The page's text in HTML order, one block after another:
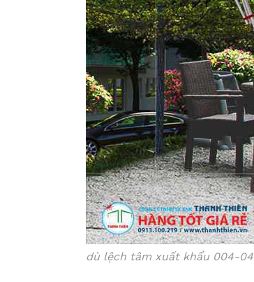
dù lệch tâm xuất khẩu 004-04